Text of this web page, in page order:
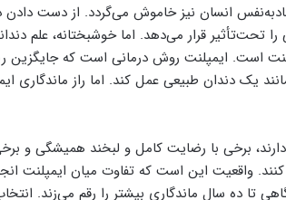
انسان نیز خاموش می‌گردد. از دست
تحت‌تأثیر قرار می‌دهد. اما خوشبختانه، علم
است. ایمپلنت روش درمانی است که جایگزین
یک دندان طبیعی عمل کند. اما راز ماندگاری
دارند، برخی با رضایت کامل و لبخند همیشگی و
کنند. واقعیت این است که تفاوت میان ایمپلنت
تا ده سال ماندگاری بیشتر را رقم می‌زند.